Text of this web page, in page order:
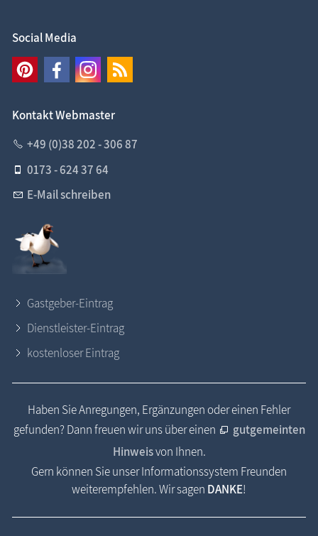
Social Media
Kontakt Webmaster
+49 (0)38 202 - 306 87
0173 - 624 37 64
E-Mail schreiben
Gastgeber-Eintrag
Dienstleister-Eintrag
kostenloser Eintrag
Haben Sie Anregungen, Ergänzungen oder einen Fehler
gefunden? Dann freuen wir uns über einen
gutgemeinten
Hinweisvon Ihnen.
Gern können Sie unser Informationssystem Freunden
weiterempfehlen. Wir sagen DANKE!